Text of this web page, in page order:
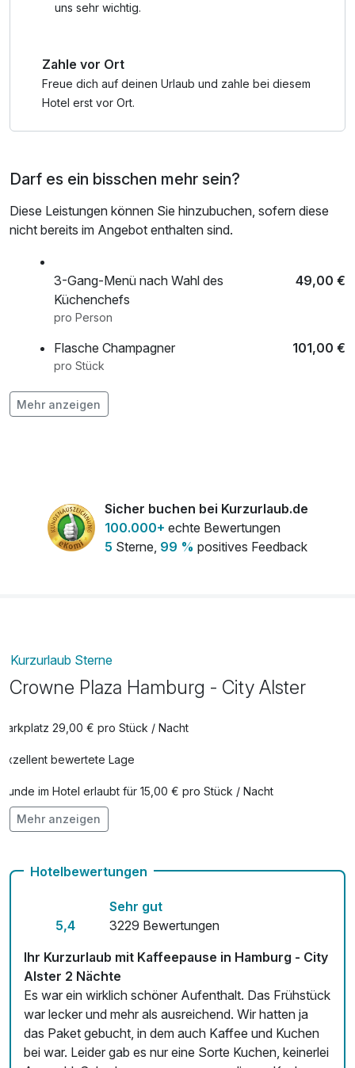
Stornierungsfrist eine Depositzahlung in Höhe des
automatisch eine entsprechende Zahlungsaufforderung
per email.
uns sehr wichtig.
Zahle vor Ort
Freue dich auf deinen Urlaub und zahle bei diesem
Hotel erst vor Ort.
Darf es ein bisschen mehr sein?
Diese Leistungen können Sie hinzubuchen, sofern diese
nicht bereits im Angebot enthalten sind.
3-Gang-Menü nach Wahl des
Küchenchefs
49,00 €
pro Person
Flasche Champagner 101,00 €
pro Stück
Flasche Prosecco
pro Stück
pro Stück
Mehr anzeigen
Sicher buchen bei Kurzurlaub.de
100.000+ echte Bewertungen
5 Sterne, 99 % positives Feedback
Kurzurlaub Sterne
Crowne Plaza Hamburg - City Alster
Parkplatz 29,00 € pro Stück / Nacht
Exzellent bewertete Lage
Hunde im Hotel erlaubt für 15,00 € pro Stück / Nacht
Check-out bis 12 Uhr
Kostenloses W-LAN
Mit Hotelbar
Mehr anzeigen
Hotelbewertungen
5,4
Sehr gut
3229 Bewertungen
Ihr Kurzurlaub mit Kaffeepause in Hamburg - City
Alster 2 Nächte
Es war ein wirklich schöner Aufenthalt. Das Frühstück
war lecker und mehr als ausreichend. Wir hatten ja
das Paket gebucht, in dem auch Kaffee und Kuchen
bei war. Leider gab es nur eine Sorte Kuchen, keinerlei